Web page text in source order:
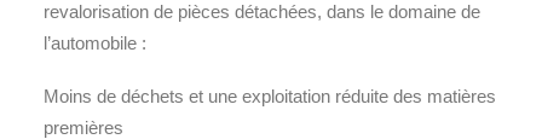
revalorisation de pièces détachées, dans le domaine de
l’automobile :
Moins de déchets et une exploitation réduite des matières
premières